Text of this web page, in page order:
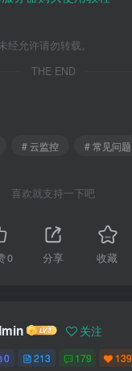
允许请勿转载。
THE END
# 云监控 # 常见问题
喜欢就支持一下吧
0 分享 收藏
关注
0 213 179 139